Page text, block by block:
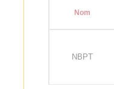
Nom
NBPT